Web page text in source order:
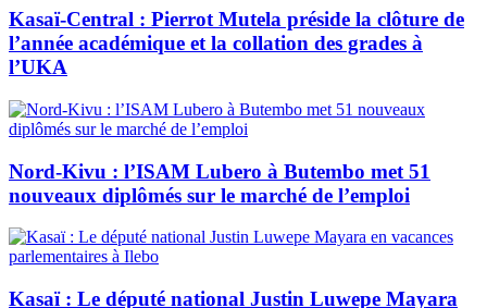
Kasaï-Central : Pierrot Mutela préside la clôture de
l’année académique et la collation des grades à
l’UKA
Nord-Kivu : l’ISAM Lubero à Butembo met 51
nouveaux diplômés sur le marché de l’emploi
Kasaï : Le député national Justin Luwepe Mayara